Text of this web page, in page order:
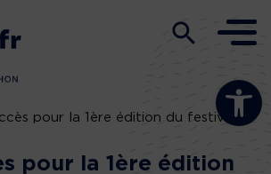
Ouvrir la
pour la 1ère édition du festival
pour la 1ère édition